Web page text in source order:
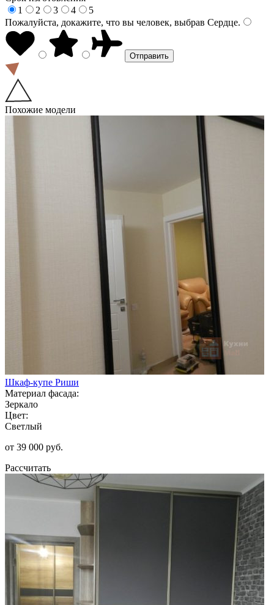
1
2 3 4
5
Пожалуйста, докажите, что вы человек, выбрав Сердце.
Похожие модели
Шкаф-купе Риши
Материал фасада:
Зеркало
Цвет:
Светлый
от 39 000 руб.
Рассчитать